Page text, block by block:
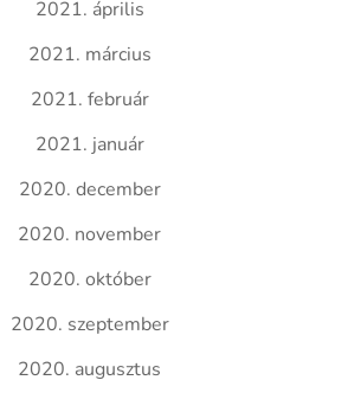
2021. április
2021. március
2021. február
2021. január
2020. december
2020. november
2020. október
2020. szeptember
2020. augusztus